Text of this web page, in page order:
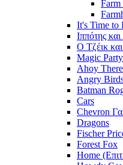
Farm
It's Time to
Ιππότης
Ο Τζέικ
Magic Party
Ahoy There
Angry
Batman
Cars
Chevron
Dragons
Fischer
Forest Fox
Home